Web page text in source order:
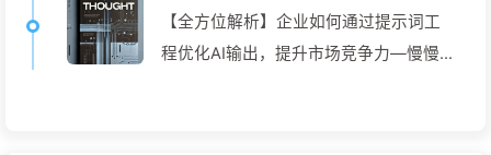
【全方位解析】企业如何通过提示词工
程优化AI输出，提升市场竞争力—慢慢